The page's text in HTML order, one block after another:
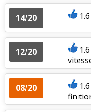
14/20
12/20
08/20